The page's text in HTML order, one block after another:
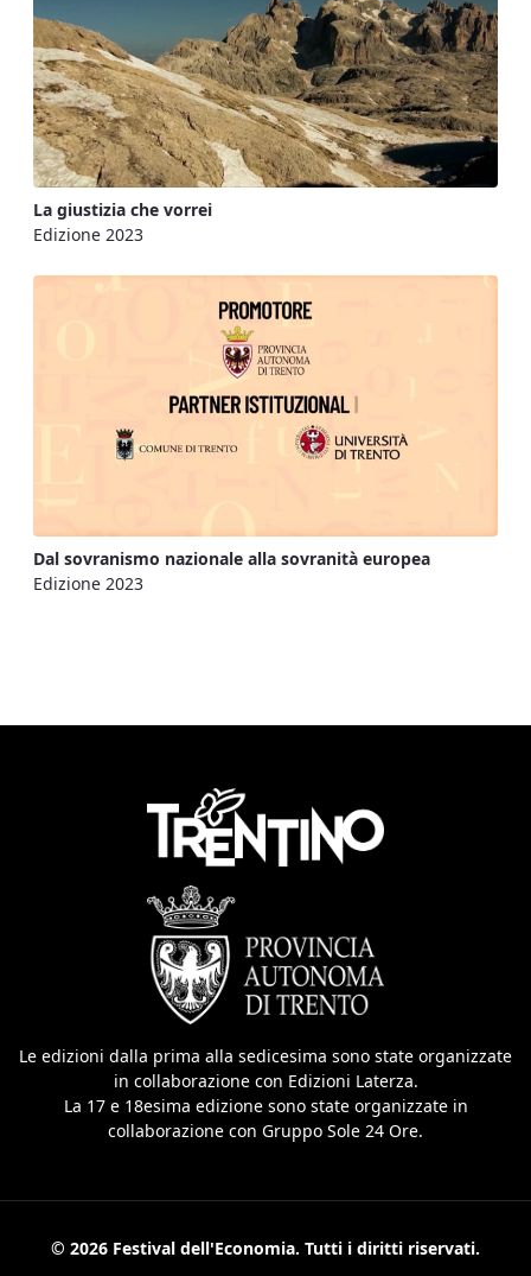
La giustizia che vorrei
Edizione 2023
Dal sovranismo nazionale alla sovranità europea
Edizione 2023
Le edizioni dalla prima alla sedicesima sono state organizzate
in collaborazione con Edizioni Laterza.
La 17 e 18esima edizione sono state organizzate in
collaborazione con Gruppo Sole 24 Ore.
© 2026 Festival dell'Economia. Tutti i diritti riservati.